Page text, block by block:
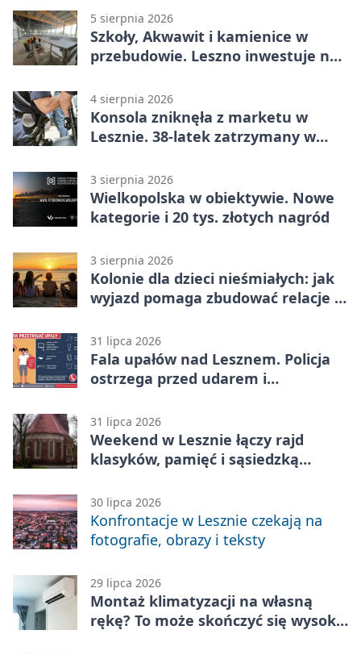
5 sierpnia 2026
Szkoły, Akwawit i kamienice w
przebudowie. Leszno inwestuje na
4 sierpnia 2026
Konsola zniknęła z marketu w
Lesznie. 38-latek zatrzymany w
3 sierpnia 2026
Wielkopolska w obiektywie. Nowe
kategorie i 20 tys. złotych nagród
3 sierpnia 2026
Kolonie dla dzieci nieśmiałych: jak
wyjazd pomaga zbudować relacje z
31 lipca 2026
Fala upałów nad Lesznem. Policja
ostrzega przed udarem i
31 lipca 2026
Weekend w Lesznie łączy rajd
klasyków, pamięć i sąsiedzką
30 lipca 2026
Konfrontacje w Lesznie czekają na
fotografie, obrazy i teksty
29 lipca 2026
Montaż klimatyzacji na własną
rękę? To może skończyć się wysoką